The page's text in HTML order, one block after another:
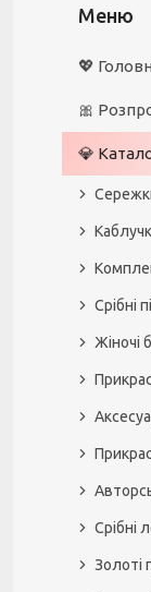
💖
🎀
💎
Срібні
Жіночі
Срібні
Золоті